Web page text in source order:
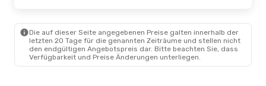
Die auf dieser Seite angegebenen Preise galten innerhalb der
letzten 20 Tage für die genannten Zeiträume und stellen nicht
den endgültigen Angebotspreis dar. Bitte beachten Sie, dass
Verfügbarkeit und Preise Änderungen unterliegen.